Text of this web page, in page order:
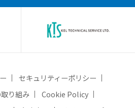
セキュリティーポリシー
り組み
Cookie Policy